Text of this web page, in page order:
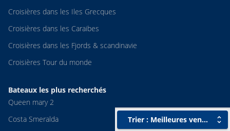
Trier : Meilleures ventes
Croisières dans les Iles Grecques
Croisières dans les Caraibes
Croisières dans les Fjords & scandinavie
Croisières Tour du monde
Bateaux les plus recherchés
Queen mary 2
Costa Smeralda